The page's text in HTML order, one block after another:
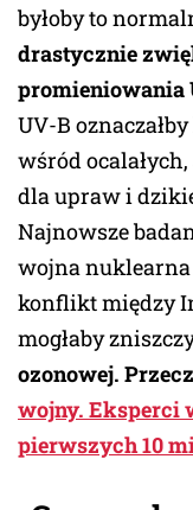
byłoby to
drastycznie
promieniowania
UV-B
wśród
dla upraw i
Najnowsze
wojna
konflikt między
mogłaby
ozonowej.
wojny. Eksperci
pierwszych 10